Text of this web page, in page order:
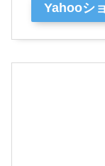
Yahooシ